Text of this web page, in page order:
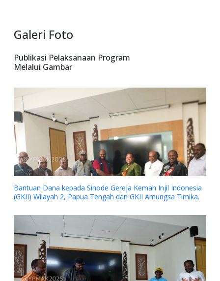
Galeri Foto
Publikasi Pelaksanaan Program
Melalui Gambar
Dana kepada Sinode Gereja Kemah Injil Indonesia
Wilayah 2, Papua Tengah dan GKII Amungsa Timika.